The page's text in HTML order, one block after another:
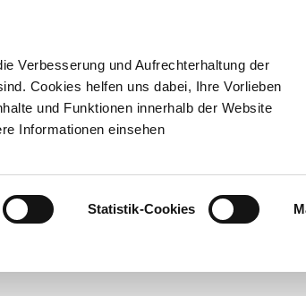
Verbesserung und Aufrechterhaltung der
Cookies helfen uns dabei, Ihre Vorlieben
und Funktionen innerhalb der Website
Informationen einsehen
Statistik-Cookies